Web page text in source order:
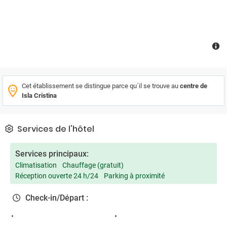
Cet établissement se distingue parce qu´il se trouve au centre de
Isla Cristina
Services de l'hôtel
Services principaux:
Climatisation
Chauffage (gratuit)
Réception ouverte 24 h/24
Parking à proximité
Check-in/Départ :